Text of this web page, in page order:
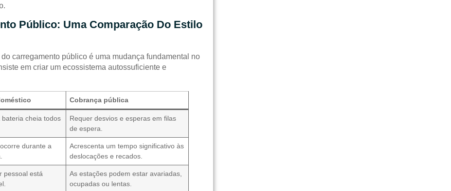
Público: Uma Comparação Do Estilo
carregamento público é uma mudança fundamental no
em criar um ecossistema autossuficiente e
Cobrança pública
cheia todos
Requer desvios e esperas em filas
de espera.
durante a
Acrescenta um tempo significativo às
deslocações e recados.
pessoal está
As estações podem estar avariadas,
ocupadas ou lentas.